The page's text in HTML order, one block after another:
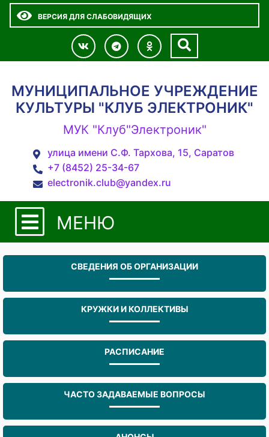
ВЕРСИЯ ДЛЯ СЛАБОВИДЯЩИХ
МУНИЦИПАЛЬНОЕ УЧРЕЖДЕНИЕ
КУЛЬТУРЫ "КЛУБ ЭЛЕКТРОНИК"
МУК "Клуб"Электроник"
улица имени С.Ф. Тархова, 15, Саратов
+7 (8452) 25-34-67
electronik.club@yandex.ru
МЕНЮ
СВЕДЕНИЯ ОБ ОРГАНИЗАЦИИ
КРУЖКИ И КОЛЛЕКТИВЫ
РАСПИСАНИЕ
ЧАСТО ЗАДАВАЕМЫЕ ВОПРОСЫ